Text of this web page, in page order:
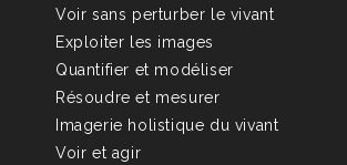
Voir sans perturber le vivant
Exploiter les images
Quantifier et modéliser
Résoudre et mesurer
Imagerie holistique du vivant
Voir et agir